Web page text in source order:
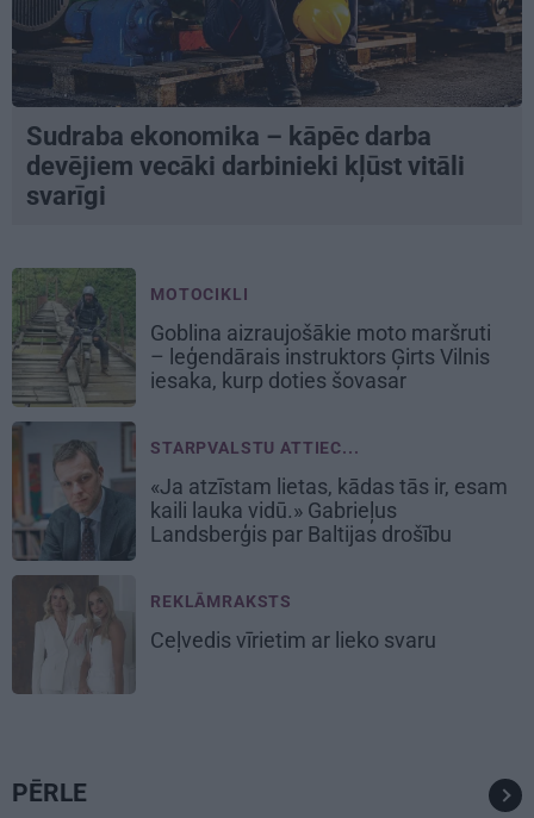
Sudraba ekonomika – kāpēc darba
devējiem vecāki darbinieki kļūst vitāli
svarīgi
MOTOCIKLI
Goblina aizraujošākie moto maršruti
– leģendārais instruktors Ģirts Vilnis
iesaka, kurp doties šovasar
STARPVALSTU ATTIEC...
«Ja atzīstam lietas, kādas tās ir, esam
kaili lauka vidū.» Gabrieļus
Landsberģis par Baltijas drošību
REKLĀMRAKSTS
Ceļvedis vīrietim ar lieko svaru
PĒRLE